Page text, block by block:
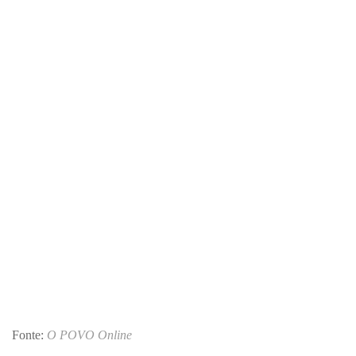
Fonte: O POVO Online